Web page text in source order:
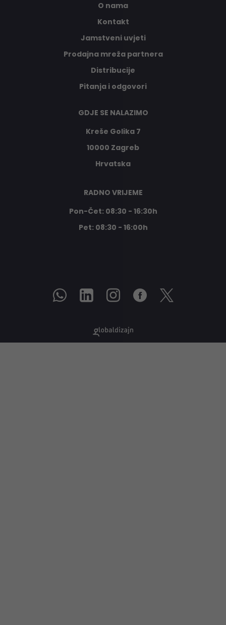
O nama
Kontakt
Jamstveni uvjeti
Prodajna mreža partnera
Distribucije
Pitanja i odgovori
GDJE SE NALAZIMO
Kreše Golika 7
10000 Zagreb
Hrvatska
RADNO VRIJEME
Pon-Čet: 08:30 - 16:30h
Pet: 08:30 - 16:00h